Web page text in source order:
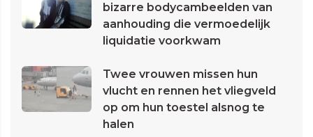
bizarre bodycambeelden van
aanhouding die vermoedelijk
liquidatie voorkwam
Twee vrouwen missen hun
vlucht en rennen het vliegveld
op om hun toestel alsnog te
halen